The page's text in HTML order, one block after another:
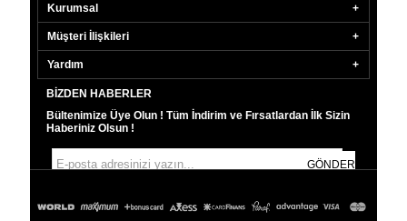
Kurumsal
Müşteri İlişkileri
Yardım
BIZDEN HABERLER
Bültenimize Üye Olun ! Tüm İndirim ve Fırsatlardan İlk Sizin
Haberiniz Olsun !
GÖNDER